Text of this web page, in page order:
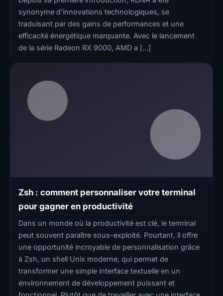
synonyme d’innovations technologiques, se
traduisant par des gains de performances et une
efficacité énergétique marquante. Avec le lancement
de la série Radeon RX 9000, AMD a […]
Zsh : comment personnaliser votre terminal
pour gagner en productivité
Dans un monde où la productivité est clé, le terminal
peut souvent paraître sous-exploité. Pourtant, il offre
une opportunité incroyable de personnalisation grâce
à Zsh, un shell Unix moderne, qui permet de
transformer une simple interface textuelle en un
environnement de développement puissant et